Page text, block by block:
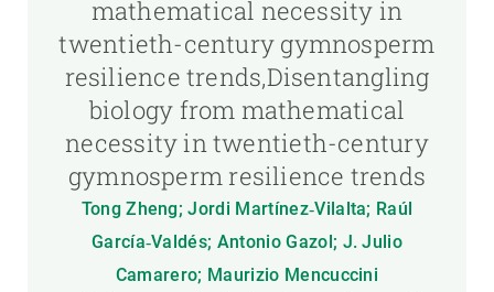
mathematical necessity in
twentieth-century gymnosperm
resilience trends,Disentangling
biology from mathematical
necessity in twentieth-century
gymnosperm resilience trends
Tong Zheng; Jordi Martínez‐Vilalta; Raúl
García‐Valdés; Antonio Gazol; J. Julio
Camarero; Maurizio Mencuccini